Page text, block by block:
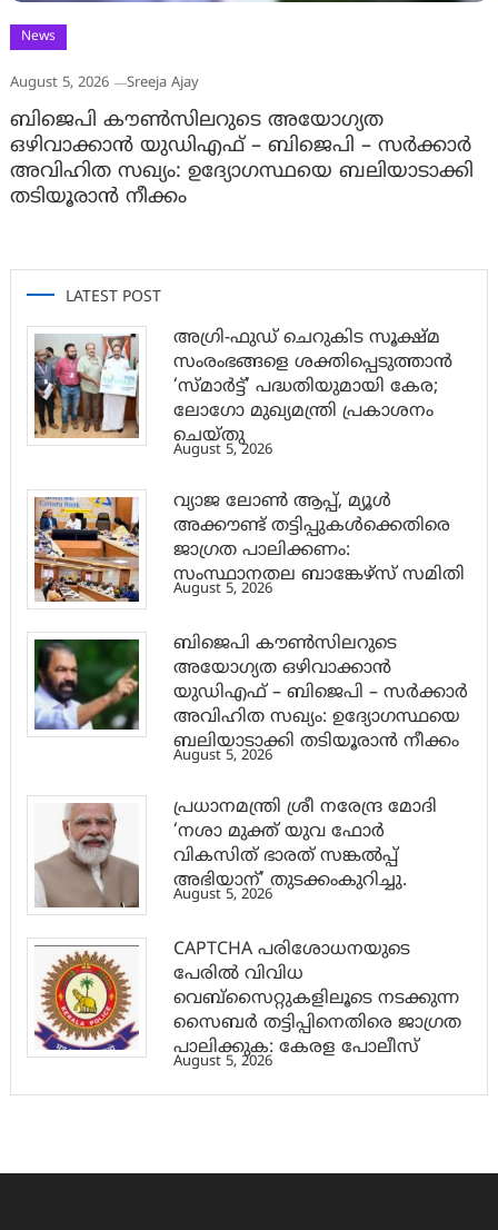
News
August 5, 2026 Sreeja Ajay
ബിജെപി കൗൺസിലറുടെ അയോഗ്യത
ഒഴിവാക്കാൻ യുഡിഎഫ് – ബിജെപി – സർക്കാർ
അവിഹിത സഖ്യം: ഉദ്യോഗസ്ഥയെ ബലിയാടാക്കി
തടിയൂരാൻ നീക്കം
LATEST POST
അഗ്രി-ഫുഡ് ചെറുകിട സൂക്ഷ്മ
സംരംഭങ്ങളെ ശക്തിപ്പെടുത്താന്‍
‘സ്മാര്‍ട്ട്’ പദ്ധതിയുമായി കേര;
ലോഗോ മുഖ്യമന്ത്രി പ്രകാശനം
ചെയ്തു
August 5, 2026
വ്യാജ ലോൺ ആപ്പ്, മ്യൂൾ
അക്കൗണ്ട് തട്ടിപ്പുകൾക്കെതിരെ
ജാ​ഗ്രത പാലിക്കണം:
സംസ്ഥാനതല ബാങ്കേഴ്സ് സമിതി
August 5, 2026
ബിജെപി കൗൺസിലറുടെ
അയോഗ്യത ഒഴിവാക്കാൻ
യുഡിഎഫ് – ബിജെപി – സർക്കാർ
അവിഹിത സഖ്യം: ഉദ്യോഗസ്ഥയെ
ബലിയാടാക്കി തടിയൂരാൻ നീക്കം
August 5, 2026
പ്രധാനമന്ത്രി ശ്രീ നരേന്ദ്ര മോദി
‘നശാ മുക്ത് യുവ ഫോർ
വികസിത് ഭാരത് സങ്കൽപ്പ്
അഭിയാന്’ തുടക്കംകുറിച്ചു.
August 5, 2026
CAPTCHA പരിശോധനയുടെ
പേരില്‍ വിവിധ
വെബ്സൈറ്റുകളിലൂടെ നടക്കുന്ന
സൈബര്‍ തട്ടിപ്പിനെതിരെ ജാഗ്രത
പാലിക്കുക: കേരള പോലീസ്
August 5, 2026